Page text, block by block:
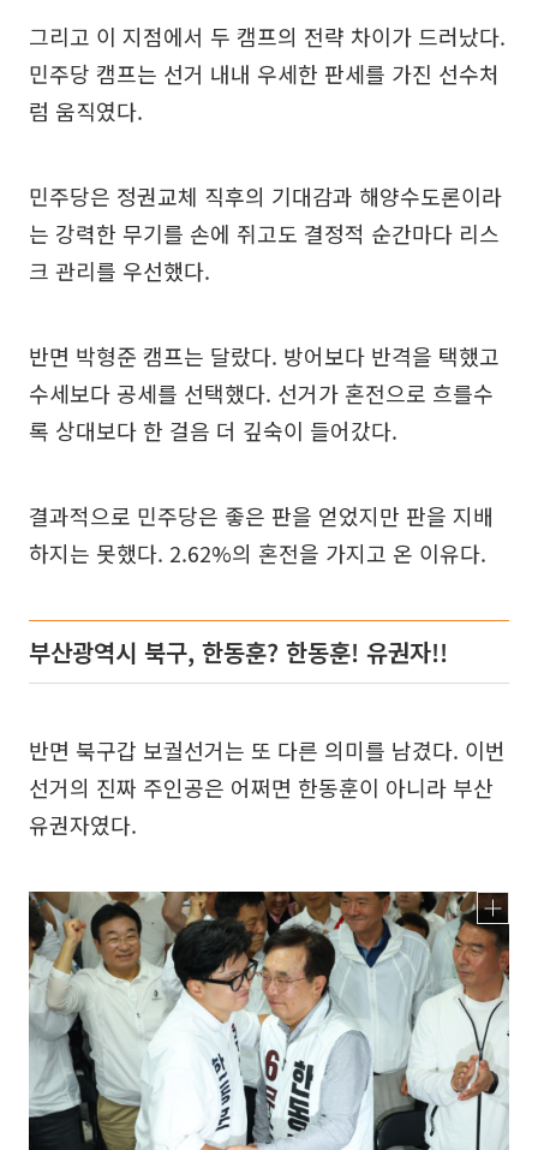
그리고 이 지점에서 두 캠프의 전략 차이가 드러났다.
민주당 캠프는 선거 내내 우세한 판세를 가진 선수처
럼 움직였다.
민주당은 정권교체 직후의 기대감과 해양수도론이라
는 강력한 무기를 손에 쥐고도 결정적 순간마다 리스
크 관리를 우선했다.
반면 박형준 캠프는 달랐다. 방어보다 반격을 택했고
수세보다 공세를 선택했다. 선거가 혼전으로 흐를수
록 상대보다 한 걸음 더 깊숙이 들어갔다.
결과적으로 민주당은 좋은 판을 얻었지만 판을 지배
하지는 못했다. 2.62%의 혼전을 가지고 온 이유다.
부산광역시 북구, 한동훈? 한동훈! 유권자!!
반면 북구갑 보궐선거는 또 다른 의미를 남겼다. 이번
선거의 진짜 주인공은 어쩌면 한동훈이 아니라 부산
유권자였다.